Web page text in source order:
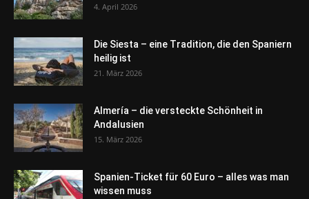
4. April 2026
Die Siesta – eine Tradition, die den Spaniern
heilig ist
21. März 2026
Almería – die versteckte Schönheit in
Andalusien
15. März 2026
Spanien-Ticket für 60 Euro – alles was man
wissen muss